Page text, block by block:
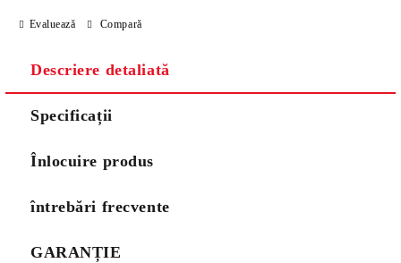
Evaluează Compară
Descriere detaliată
Specificații
Înlocuire produs
întrebări frecvente
GARANȚIE